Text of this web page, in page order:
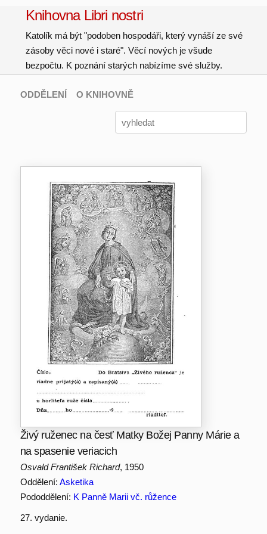
Knihovna Libri nostri
Katolík má být "podoben hospodáři, který vynáší ze své
zásoby věci nové i staré". Věcí nových je všude
bezpočtu. K poznání starých nabízíme své služby.
ODDĚLENÍ O KNIHOVNĚ
Živý ruženec na česť Matky Božej Panny Márie a
na spasenie veriacich
Osvald František Richard, 1950
Oddělení: Asketika
Pododdělení: K Panně Marii vč. růžence
27. vydanie.